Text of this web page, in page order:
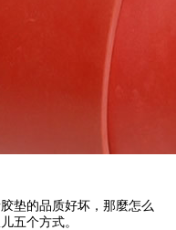
垫的品质好坏，那麼怎么
五个方式。